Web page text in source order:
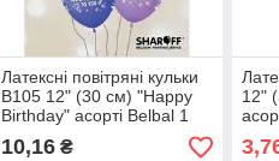
Латексні повітряні кульки
В105 12" (30 см) "Happy
Birthday" асорті Belbal 1
шт
10,16₴
12"